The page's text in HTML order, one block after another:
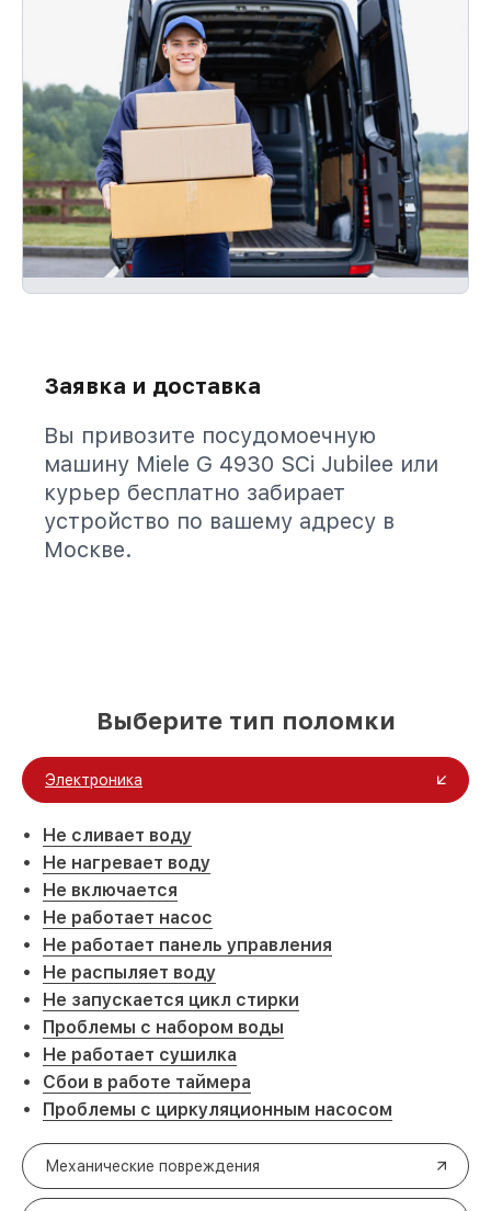
Заявка и доставка
Вы привозите посудомоечную
машину Miele G 4930 SCi Jubilee или
курьер бесплатно забирает
устройство по вашему адресу в
Москве.
Выберите тип поломки
Электроника
Не сливает воду
Не нагревает воду
Не включается
Не работает насос
Не работает панель управления
Не распыляет воду
Не запускается цикл стирки
Проблемы с набором воды
Не работает сушилка
Сбои в работе таймера
Проблемы с циркуляционным насосом
Механические повреждения